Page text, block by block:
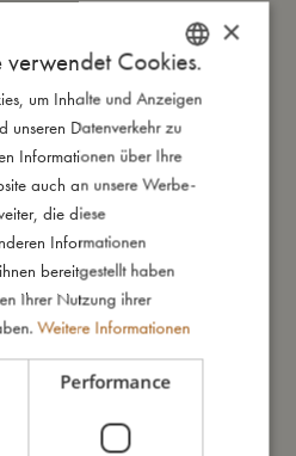
auch gefallen
DANISH
ENGLISH
GERMAN
×
verwendet Cookies.
um Inhalte und Anzeigen
unseren Datenverkehr zu
Informationen über Ihre
auch an unsere Werbe-
die diese
Informationen
bereitgestellt haben
Ihrer Nutzung ihrer
Weitere Informationen
Performance